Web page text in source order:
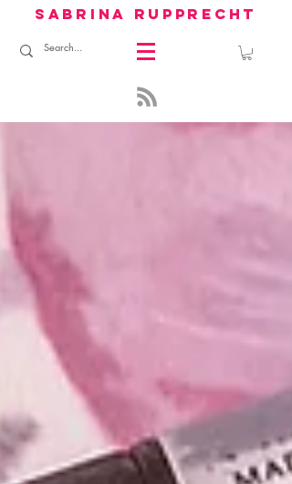
sabrina rupprecht